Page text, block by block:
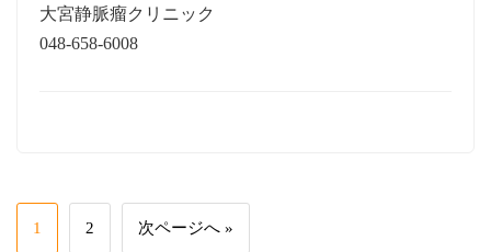
大宮静脈瘤クリニック
048-658-6008
1 2 次ページへ »